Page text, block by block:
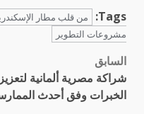
Tags:
من قلب مطار
مشروعات التطوير
تصفّح
المقالات
السابق
شراكة مصرية ألمانية
الخبرات وفق أحدث